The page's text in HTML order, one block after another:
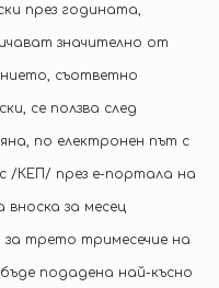
през годината,
значително от
съответно
се ползва след
по електронен път с
/КЕП/ през е-портала на
за месец
за трето тримесечие на
подадена най-късно